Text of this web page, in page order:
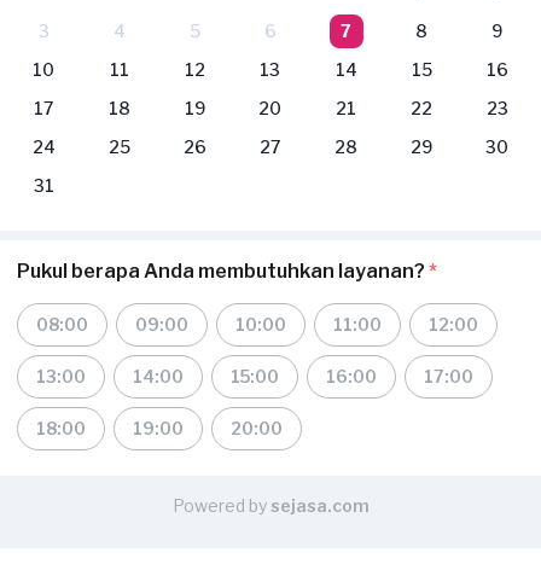
3
4 5 6 7 8
9
10
11 12 13 14 15
16
17
18 19 20 21 22
23
24
25 26 27 28 29
30
31
Pukul berapa Anda membutuhkan layanan? *
08:00 09:00 10:00 11:00 12:00
13:00 14:00 15:00 16:00 17:00
18:00 19:00 20:00
Powered bysejasa.com